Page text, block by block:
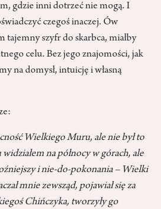
gdzie inni dotrzeć nie mogą. I
czegoś inaczej. Ów
tajemny szyfr do skarbca, miałby
celu. Bez jego znajomości, jak
na domysł, intuicję i własną
Wielkiego Muru, ale nie był to
na północy w górach, ale
i nie-do-pokonania – Wielki
mnie zewsząd, pojawiał się za
Chińczyka, tworzyły go